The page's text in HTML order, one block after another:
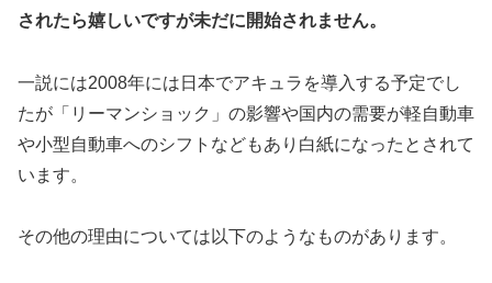
されたら嬉しいですが未だに開始されません。
一説には2008年には日本でアキュラを導入する予定でし
たが「リーマンショック」の影響や国内の需要が軽自動車
や小型自動車へのシフトなどもあり白紙になったとされて
います。
その他の理由については以下のようなものがあります。